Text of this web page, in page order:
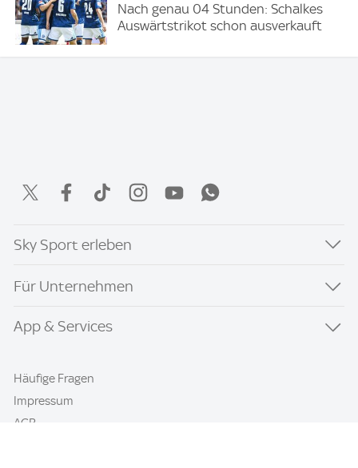
Nach genau 04 Stunden: Schalkes
Auswärtstrikot schon ausverkauft
Sky Sport erleben
Für Unternehmen
App & Services
Häufige Fragen
Impressum
AGB